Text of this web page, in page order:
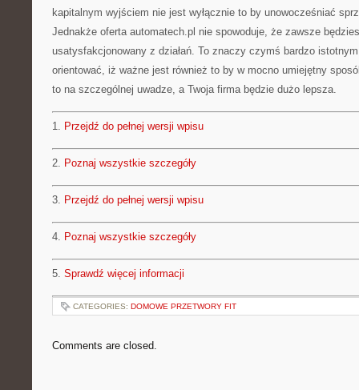
kapitalnym wyjściem nie jest wyłącznie to by unowocześniać
Jednakże oferta automatech.pl nie spowoduje, że zawsze
usatysfakcjonowany z działań. To znaczy czymś bardzo
orientować, iż ważne jest również to by w mocno umiejętny
to na szczególnej uwadze, a Twoja firma będzie dużo lepsza.
1. Przejdź do pełnej wersji wpisu
2. Poznaj wszystkie szczegóły
3. Przejdź do pełnej wersji wpisu
4. Poznaj wszystkie szczegóły
5. Sprawdź więcej informacji
CATEGORIES: DOMOWE PRZETWORY FIT
Comments are closed.